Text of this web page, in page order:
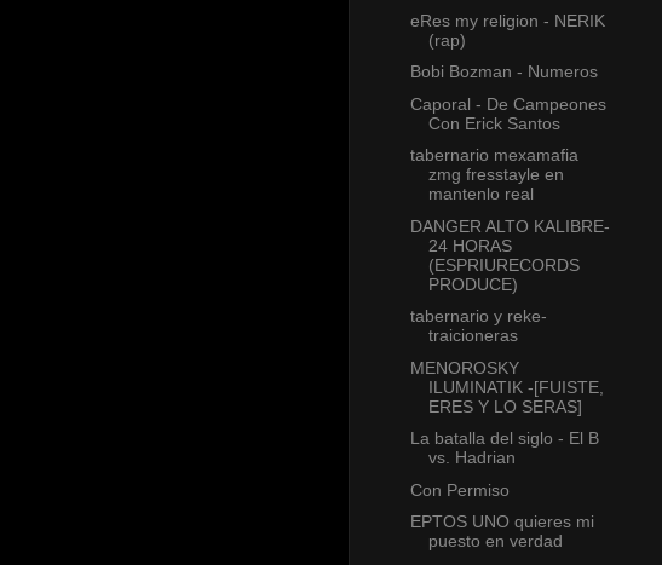
eRes my religion - NERIK
(rap)
Bobi Bozman - Numeros
Caporal - De Campeones
Con Erick Santos
tabernario mexamafia
zmg fresstayle en
mantenlo real
DANGER ALTO KALIBRE-
24 HORAS
(ESPRIURECORDS
PRODUCE)
tabernario y reke-
traicioneras
MENOROSKY
ILUMINATIK -[FUISTE,
ERES Y LO SERAS]
La batalla del siglo - El B
vs. Hadrian
Con Permiso
EPTOS UNO quieres mi
puesto en verdad